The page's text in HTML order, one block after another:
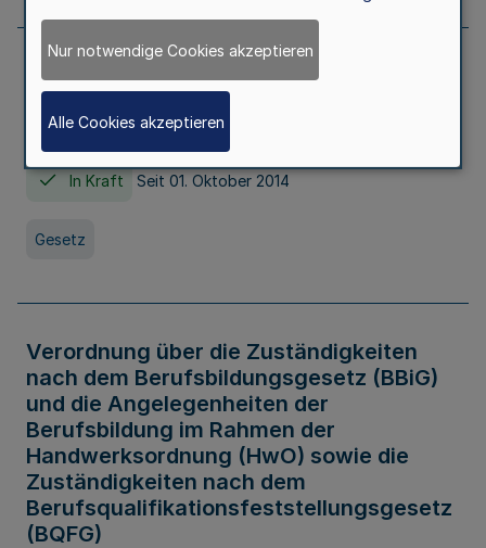
Gesetz über die Hochschulen des Landes
Nordrhein-Westfalen (Hochschulgesetz -
HG)
In Kraft Seit 01. Oktober 2014
Gesetz
Verordnung über die Zuständigkeiten
nach dem Berufsbildungsgesetz (BBiG)
und die Angelegenheiten der
Berufsbildung im Rahmen der
Handwerksordnung (HwO) sowie die
Zuständigkeiten nach dem
Berufsqualifikationsfeststellungsgesetz
(BQFG)
Nur notwendige Cookies akzeptieren
Alle Cookies akzeptieren